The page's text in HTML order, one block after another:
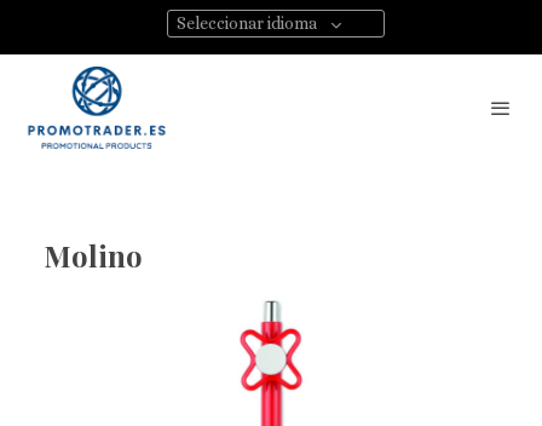
Seleccionar idioma
Molino